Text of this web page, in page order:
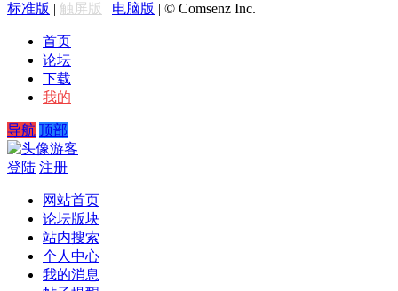
标准版 | 触屏版 | 电脑版 | © Comsenz Inc.
首页
论坛
下载
我的
导航 顶部
游客
登陆 注册
网站首页
论坛版块
站内搜索
个人中心
我的消息